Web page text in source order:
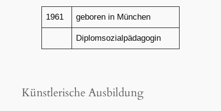
1961 geboren in München
Diplomsozialpädagogin
Künstlerische Ausbildung